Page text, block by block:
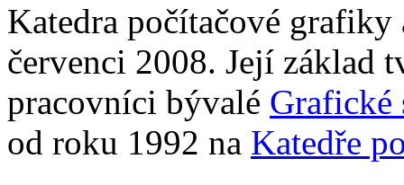
Katedra počítačové grafiky
červenci 2008. Její základ
pracovníci bývalé Grafické
od roku 1992 na Katedře